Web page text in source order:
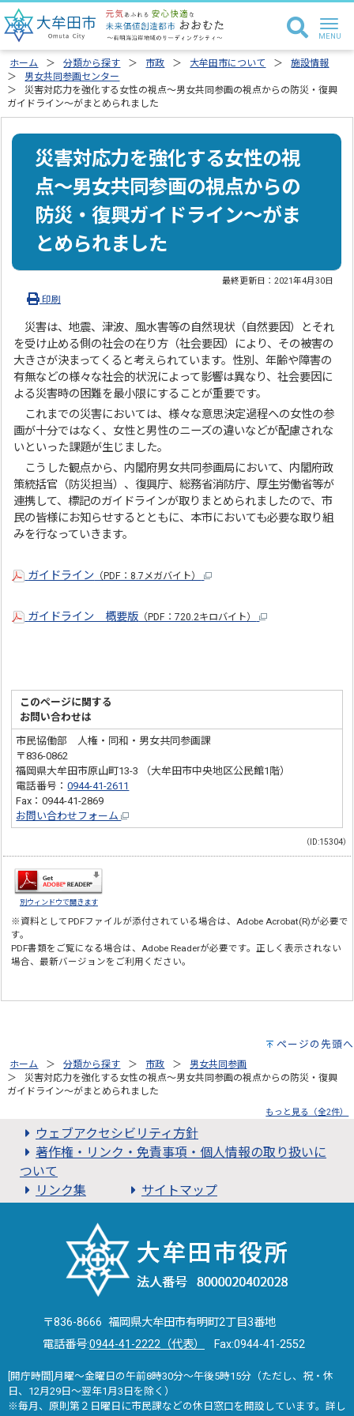
ホーム 分類から探す 市政 大牟田市について
施設情報
男女共同参画センター
災害対応力を強化する女性の視点～男女共同参画の視点からの防災・復興
ガイドライン～がまとめられました
災害対応力を強化する女性の視
点～男女共同参画の視点からの
防災・復興ガイドライン～がま
とめられました
最終更新日：2021年4月30日
印刷
災害は、地震、津波、風水害等の自然現状（自然要因）とそれ
を受け止める側の社会の在り方（社会要因）により、その被害の
大きさが決まってくると考えられています。性別、年齢や障害の
有無などの様々な社会的状況によって影響は異なり、社会要因に
よる災害時の困難を最小限にすることが重要です。
これまでの災害においては、様々な意思決定過程への女性の参
画が十分ではなく、女性と男性のニーズの違いなどが配慮されな
いといった課題が生じました。
こうした観点から、内閣府男女共同参画局において、内閣府政
策統括官（防災担当）、復興庁、総務省消防庁、厚生労働省等が
連携して、標記のガイドラインが取りまとめられましたので、市
民の皆様にお知らせするとともに、本市においても必要な取り組
みを行なっていきます。
ガイドライン （PDF：8.7メガバイト）
ガイドライン 概要版 （PDF：720.2キロバイト）
このページに関する
お問い合わせは
市民協働部 人権・同和・男女共同参画課
〒836-0862
福岡県大牟田市原山町13-3 （大牟田市中央地区公民館1階）
電話番号：0944-41-2611
Fax：0944-41-2869
お問い合わせフォーム
（ID:15304）
別ウィンドウで開きます
※資料としてPDFファイルが添付されている場合は、Adobe Acrobat(R)が必要で
す。
PDF書類をご覧になる場合は、Adobe Readerが必要です。正しく表示されない
場合、最新バージョンをご利用ください。
ページの先頭へ
ホーム 分類から探す 市政
男女共同参画
災害対応力を強化する女性の視点～男女共同参画の視点からの防災・復興
ガイドライン～がまとめられました
もっと見る（全2件）
ウェブアクセシビリティ方針
著作権・リンク・免責事項・個人情報の取り扱いに
ついて
リンク集
サイトマップ
〒836-8666 福岡県大牟田市有明町2丁目3番地
電話番号:0944-41-2222（代表） Fax:0944-41-2552
[開庁時間]月曜～金曜日の午前8時30分～午後5時15分（ただし、祝・休
日、12月29日～翌年1月3日を除く）
※毎月、原則第２日曜日に市民課などの休日窓口を開設しています。詳し